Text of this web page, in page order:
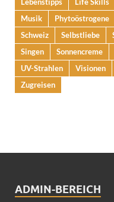
Musik
Phytoöstrogene
Schweiz
Selbstliebe
Singen
Sonnencreme
UV-Strahlen
Visionen
Zugreisen
ADMIN-BEREICH